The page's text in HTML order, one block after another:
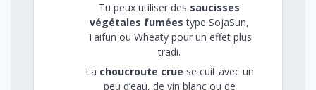
Tu peux utiliser des saucisses
végétales fumées type SojaSun,
Taifun ou Wheaty pour un effet plus
tradi.
La choucroute crue se cuit avec un
peu d’eau, de vin blanc ou de